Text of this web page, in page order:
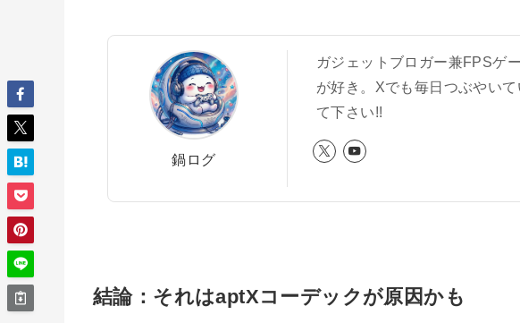
鍋ログ
ガジェットブロガー兼FPSゲ
が好き。Xでも毎日つぶやい
て下さい!!
結論：それはaptXコーデックが原因かも